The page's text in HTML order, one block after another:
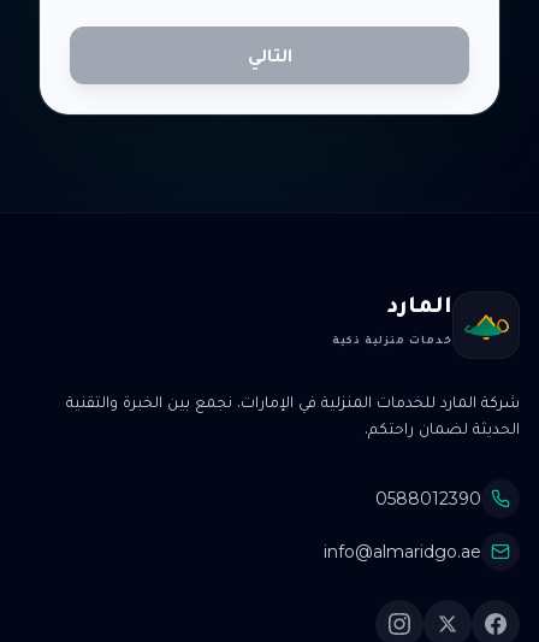
التالي
المارد
خدمات منزلية ذكية
شركة المارد للخدمات المنزلية في الإمارات. نجمع بين الخبرة والتقنية
الحديثة لضمان راحتكم.
0588012390
info@almaridgo.ae